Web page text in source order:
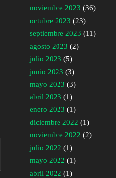
noviembre 2023 (36)
octubre 2023 (23)
septiembre 2023 (11)
agosto 2023 (2)
julio 2023 (5)
junio 2023 (3)
mayo 2023 (3)
abril 2023 (1)
enero 2023 (1)
diciembre 2022 (1)
noviembre 2022 (2)
julio 2022 (1)
mayo 2022 (1)
abril 2022 (1)